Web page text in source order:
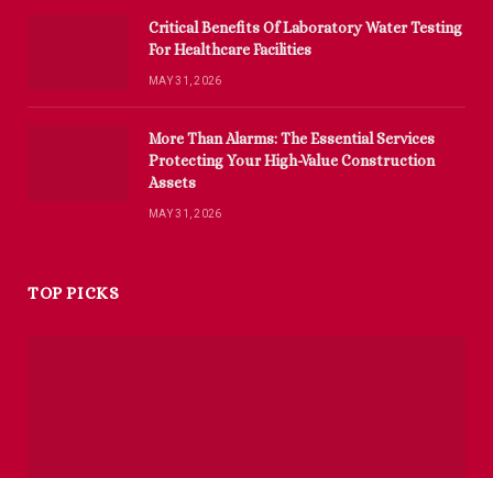
Critical Benefits Of Laboratory Water Testing
For Healthcare Facilities
MAY 31, 2026
More Than Alarms: The Essential Services
Protecting Your High-Value Construction
Assets
MAY 31, 2026
TOP PICKS